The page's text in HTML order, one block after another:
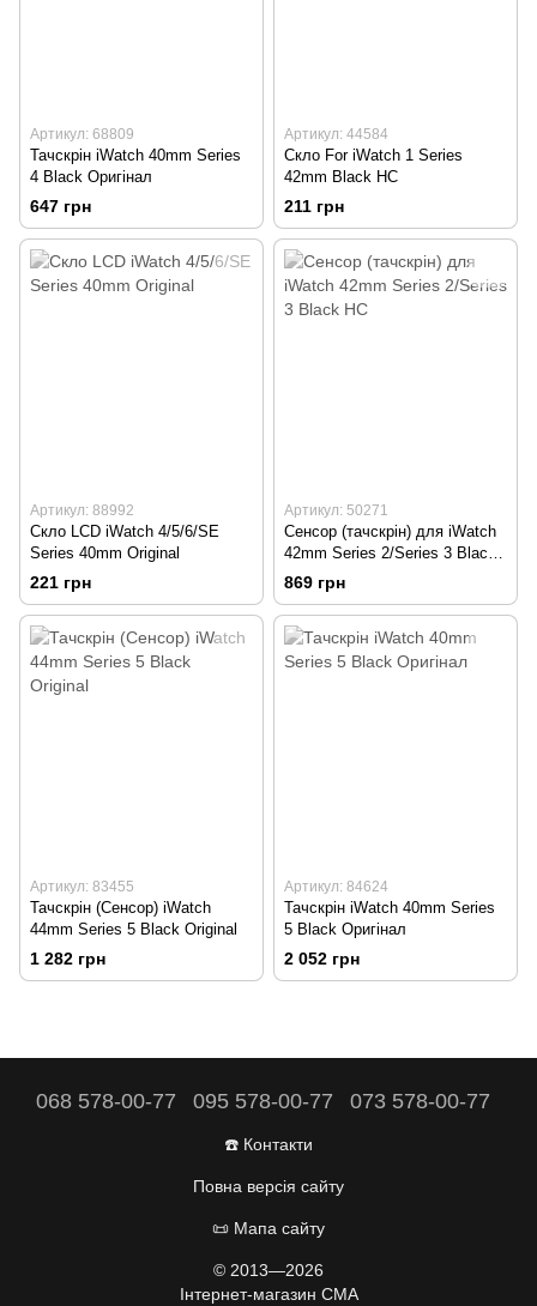
Артикул: 68809
Тачскрін iWatch 40mm Series
4 Black Оригінал
647 грн
Артикул: 44584
Скло For iWatch 1 Series
42mm Black HC
211 грн
Артикул: 88992
Скло LCD iWatch 4/5/6/SE
Series 40mm Original
221 грн
Артикул: 50271
Сенсор (тачскрін) для iWatch
42mm Series 2/Series 3 Black
HC
869 грн
Артикул: 83455
Тачскрін (Сенсор) iWatch
44mm Series 5 Black Original
1 282 грн
Артикул: 84624
Тачскрін iWatch 40mm Series
5 Black Оригінал
2 052 грн
068 578-00-77 095 578-00-77 073 578-00-77
☎️ Контакти
Повна версія сайту
📜 Мапа сайту
© 2013—2026
Інтернет-магазин CMA